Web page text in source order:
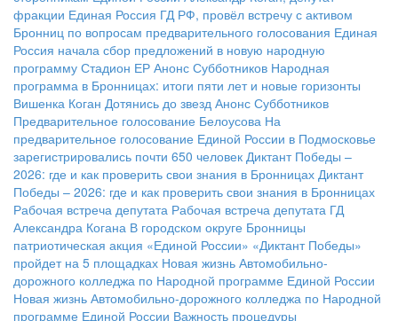
фракции Единая Россия ГД РФ, провёл встречу с активом
Бронниц по вопросам предварительного голосования Единая
Россия начала сбор предложений в новую народную
программу Стадион ЕР Анонс Субботников Народная
программа в Бронницах: итоги пяти лет и новые горизонты
Вишенка Коган Дотянись до звезд Анонс Субботников
Предварительное голосование Белоусова На
предварительное голосование Единой России в Подмосковье
зарегистрировались почти 650 человек Диктант Победы –
2026: где и как проверить свои знания в Бронницах Диктант
Победы – 2026: где и как проверить свои знания в Бронницах
Рабочая встреча депутата Рабочая встреча депутата ГД
Александра Когана В городском округе Бронницы
патриотическая акция «Единой России» «Диктант Победы»
пройдет на 5 площадках Новая жизнь Автомобильно-
дорожного колледжа по Народной программе Единой России
Новая жизнь Автомобильно-дорожного колледжа по Народной
программе Единой России Важность процедуры